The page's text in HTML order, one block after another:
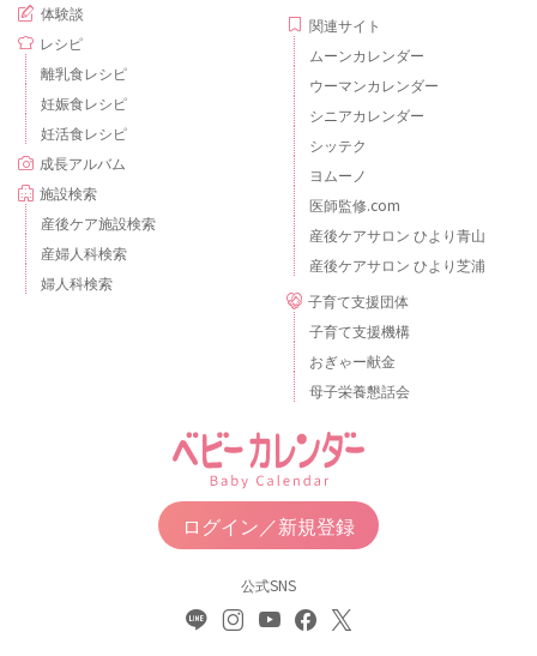
体験談
レシピ
離乳食レシピ
妊娠食レシピ
妊活食レシピ
成長アルバム
施設検索
産後ケア施設検索
産婦人科検索
婦人科検索
関連サイト
ムーンカレンダー
ウーマンカレンダー
シニアカレンダー
シッテク
ヨムーノ
医師監修.com
産後ケアサロン ひより青山
産後ケアサロン ひより芝浦
子育て支援団体
子育て支援機構
おぎゃー献金
母子栄養懇話会
ログイン／新規登録
公式SNS